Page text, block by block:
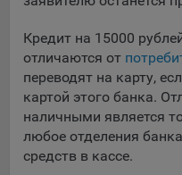
Кредит на 15000
отличаются от
переводят на карту,
картой этого банка.
наличными является
любое отделения
средств в кассе.